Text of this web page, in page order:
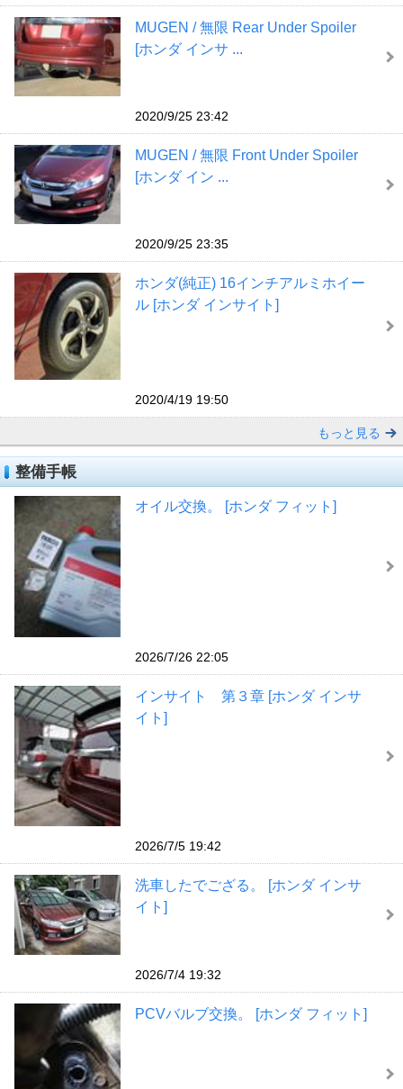
MUGEN / 無限 Rear Under Spoiler
[ホンダ インサ ...
2020/9/25 23:42
MUGEN / 無限 Front Under Spoiler
[ホンダ イン ...
2020/9/25 23:35
ホンダ(純正) 16インチアルミホイー
ル [ホンダ インサイト]
2020/4/19 19:50
もっと見る
整備手帳
オイル交換。 [ホンダ フィット]
2026/7/26 22:05
インサイト 第３章 [ホンダ インサ
イト]
2026/7/5 19:42
洗車したでござる。 [ホンダ インサ
イト]
2026/7/4 19:32
PCVバルブ交換。 [ホンダ フィット]